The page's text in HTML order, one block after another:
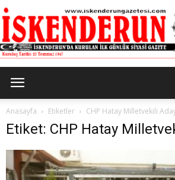
Anasayfa Etiketler CHP Hatay Milletvekili
Etiket: CHP Hatay